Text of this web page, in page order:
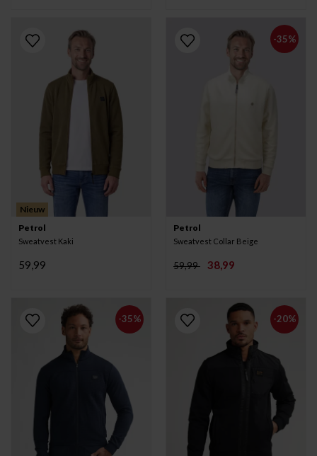
Nieuw
Petrol
Sweatvest Kaki
59,99
-35%
Petrol
Sweatvest Collar Beige
59,99 38,99
-35% -20%